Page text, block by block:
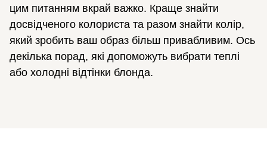
цим питанням вкрай важко. Краще знайти
досвідченого колориста та разом знайти колір,
який зробить ваш образ більш привабливим. Ось
декілька порад, які допоможуть вибрати теплі
або холодні відтінки блонда.